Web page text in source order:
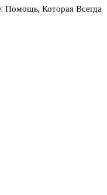
Помощь, Которая Всегда